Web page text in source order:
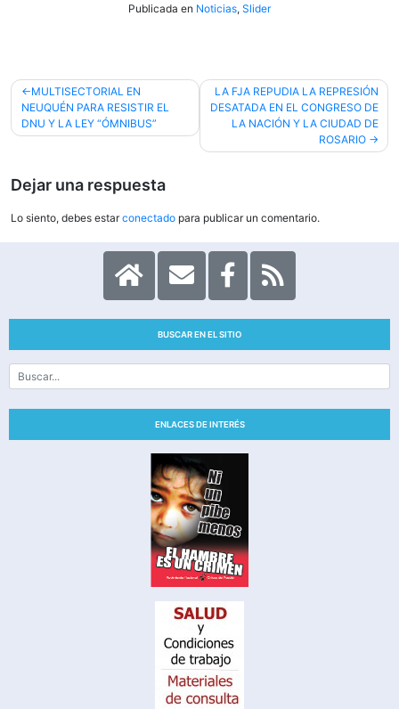
Publicada en Noticias, Slider
Navegación
de
entradas
MULTISECTORIAL EN
NEUQUÉN PARA RESISTIR EL
DNU Y LA LEY “ÓMNIBUS”
LA FJA REPUDIA LA REPRESIÓN
DESATADA EN EL CONGRESO DE
LA NACIÓN Y LA CIUDAD DE
ROSARIO
Dejar una respuesta
Lo siento, debes estarconectado para publicar un comentario.
BUSCAR EN EL SITIO
ENLACES DE INTERÉS